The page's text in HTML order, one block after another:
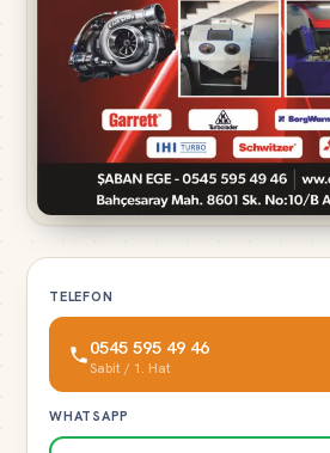
TELEFON
0545 595 49 46
Sabit / 1. Hat
WHATSAPP